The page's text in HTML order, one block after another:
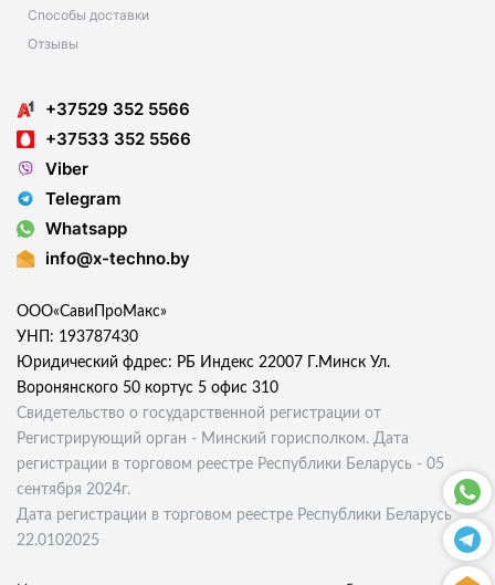
Способы доставки
Отзывы
+37529 352 5566
+37533 352 5566
Viber
Telegram
Whatsapp
info@x-techno.by
ООО«СавиПроМакс»
УНП: 193787430
Юридический фдрес: РБ Индекс 22007 Г.Минск Ул.
Воронянского 50 кортус 5 офис 310
Свидетельство о государственной регистрации от
Регистрирующий орган - Минский горисполком. Дата
регистрации в торговом реестре Республики Беларусь - 05
сентября 2024г.
Дата регистрации в торговом реестре Республики Беларусь
22.0102025